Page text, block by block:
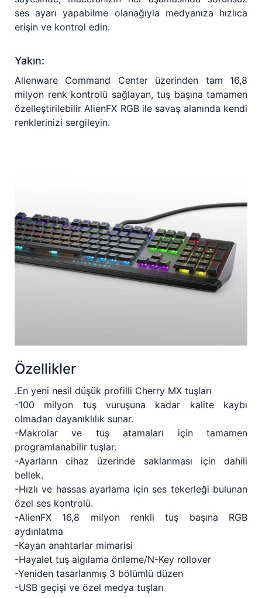
ses ayarı yapabilme olanağıyla medyanıza hızlıca
erişin ve kontrol edin.
Yakın:
Alienware Command Center üzerinden tam 16,8
milyon renk kontrolü sağlayan, tuş başına tamamen
özelleştirilebilir AlienFX RGB ile savaş alanında kendi
renklerinizi sergileyin.
Özellikler
.En yeni nesil düşük profilli Cherry MX tuşları
-100 milyon tuş vuruşuna kadar kalite kaybı
olmadan dayanıklılık sunar.
-Makrolar ve tuş atamaları için tamamen
programlanabilir tuşlar.
-Ayarların cihaz üzerinde saklanması için dahili
bellek.
-Hızlı ve hassas ayarlama için ses tekerleği bulunan
özel ses kontrolü.
-AlienFX 16,8 milyon renkli tuş başına RGB
aydınlatma
-Kayan anahtarlar mimarisi
-Hayalet tuş algılama önleme/N-Key rollover
-Yeniden tasarlanmış 3 bölümlü düzen
-USB geçişi ve özel medya tuşları